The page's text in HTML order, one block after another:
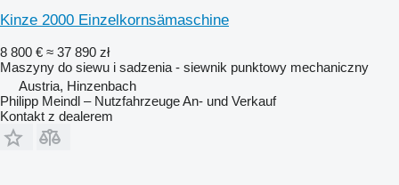
Kinze 2000 Einzelkornsämaschine
8 800 € ≈ 37 890 zł
Maszyny do siewu i sadzenia - siewnik punktowy mechaniczny
Austria, Hinzenbach
Philipp Meindl – Nutzfahrzeuge An- und Verkauf
Kontakt z dealerem